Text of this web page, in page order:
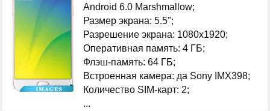
Android 6.0 Marshmallow;
Размер экрана: 5.5";
Разрешение экрана: 1080x1920;
Оперативная память: 4 ГБ;
Флэш-память: 64 ГБ;
Встроенная камера: да Sony IMX398;
Количество SIM-карт: 2;
...